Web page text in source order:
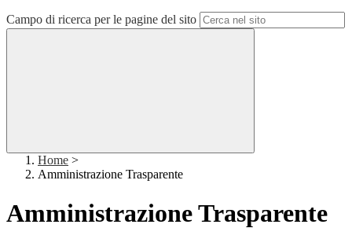
Campo di ricerca per le pagine del sito
Home >
Amministrazione Trasparente
Amministrazione Trasparente